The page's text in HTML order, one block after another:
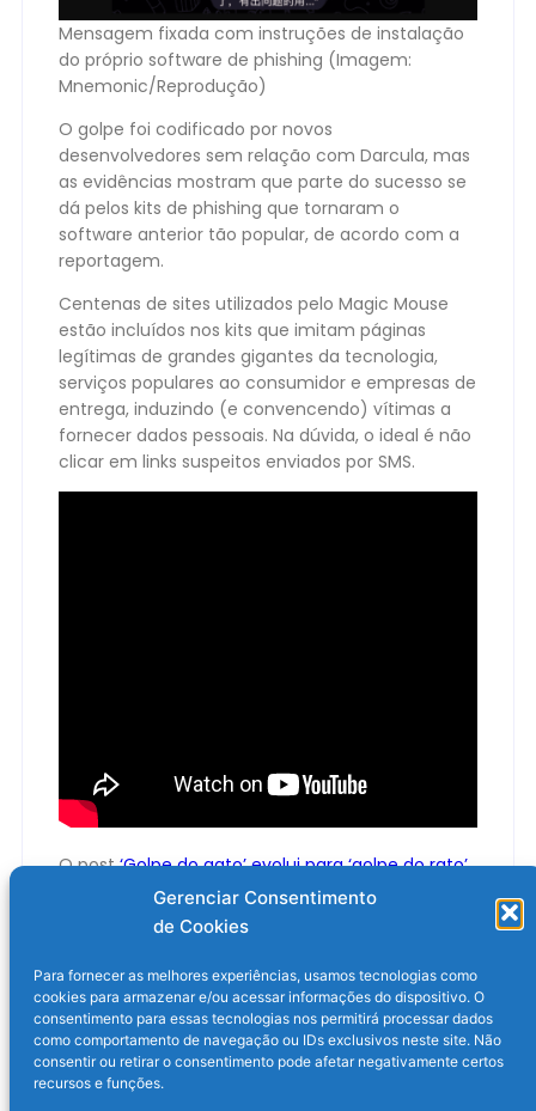
Gerenciar Consentimento
de Cookies
Para fornecer as melhores experiências, usamos tecnologias como
cookies para armazenar e/ou acessar informações do dispositivo. O
consentimento para essas tecnologias nos permitirá processar dados
como comportamento de navegação ou IDs exclusivos neste site. Não
consentir ou retirar o consentimento pode afetar negativamente certos
recursos e funções.
Mensagem fixada com instruções de instalação
do próprio software de phishing (Imagem:
Mnemonic/Reprodução)
O golpe foi codificado por novos
desenvolvedores sem relação com Darcula, mas
as evidências mostram que parte do sucesso se
dá pelos kits de phishing que tornaram o
software anterior tão popular, de acordo com a
reportagem.
Centenas de sites utilizados pelo Magic Mouse
estão incluídos nos kits que imitam páginas
legítimas de grandes gigantes da tecnologia,
serviços populares ao consumidor e empresas de
entrega, induzindo (e convencendo) vítimas a
fornecer dados pessoais. Na dúvida, o ideal é não
clicar em links suspeitos enviados por SMS.
O post‘Golpe do gato’ evolui para ‘golpe do rato’
e rouba cartõesapareceu primeiro em